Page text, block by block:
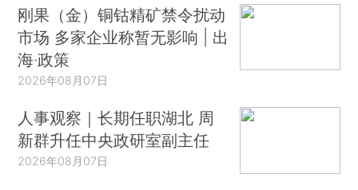
刚果（金）铜钴精矿禁令扰动
市场 多家企业称暂无影响 | 出
海·政策
2026年08月07日
人事观察｜长期任职湖北 周
新群升任中央政研室副主任
2026年08月07日